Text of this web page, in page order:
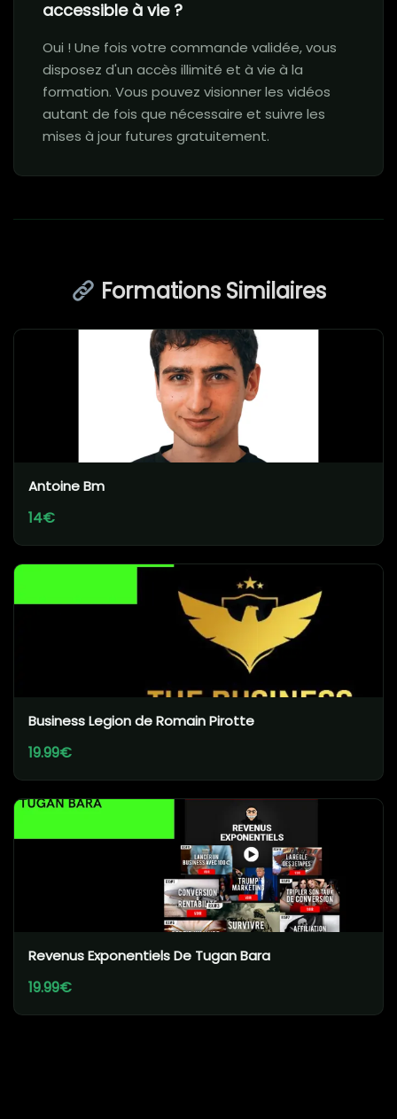
accessible à vie ?
Oui ! Une fois votre commande validée, vous
disposez d'un accès illimité et à vie à la
formation. Vous pouvez visionner les vidéos
autant de fois que nécessaire et suivre les
mises à jour futures gratuitement.
Formations Similaires
Antoine Bm
14€
Business Legion de Romain Pirotte
19.99€
Revenus Exponentiels De Tugan Bara
19.99€